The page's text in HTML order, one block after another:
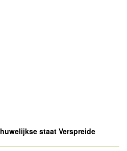
staat Verspreide